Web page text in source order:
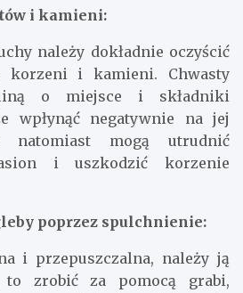
i kamieni:
należy dokładnie oczyścić
korzeni i kamieni. Chwasty
o miejsce i składniki
wpłynąć negatywnie na jej
natomiast mogą utrudnić
i uszkodzić korzenie
poprzez spulchnienie:
i przepuszczalna, należy ją
to zrobić za pomocą grabi,